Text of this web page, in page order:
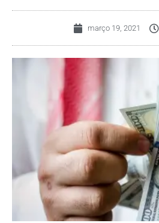
março 19, 2021